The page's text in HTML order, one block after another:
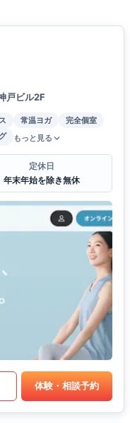
戸ビル2F
常温ヨガ
完全個室
もっと見る
定休日
年末年始を除き無休
体験・相談予約